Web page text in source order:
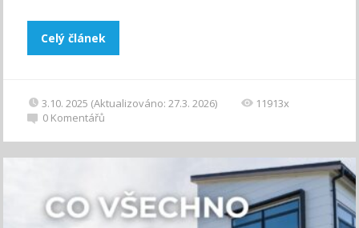
Celý článek
3.10. 2025 (Aktualizováno: 27.3. 2026)
11913x
0 Komentářů